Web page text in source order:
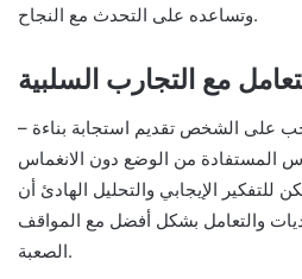
وتساعده على التحدث مع النجاح.
مع التجارب السلبية
– عند مواجهة تجربة سلبية، يجب على الشخص تقديم استجابة بناءة
المستفادة من الوضع دون الانغماس
للتفكير الإيجابي والتحليل الهادئ أن
والتعامل بشكل أفضل مع المواقف
الصعبة.